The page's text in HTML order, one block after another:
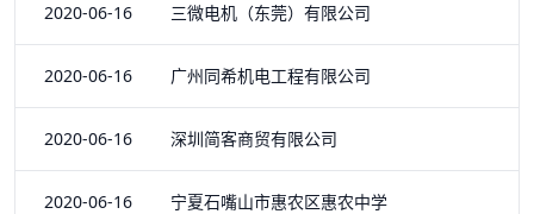
2020-06-16 三微电机（东莞）有限公司
2020-06-16 广州同希机电工程有限公司
2020-06-16 深圳简客商贸有限公司
2020-06-16 宁夏石嘴山市惠农区惠农中学